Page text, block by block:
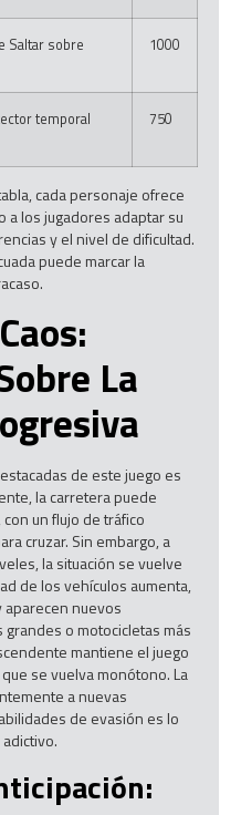
Saltar sobre
1000
temporal 750
cada personaje ofrece
a los jugadores adaptar su
y el nivel de dificultad.
puede marcar la
La
de este juego es
la carretera puede
un flujo de tráfico
cruzar. Sin embargo, a
la situación se vuelve
de los vehículos aumenta,
aparecen nuevos
o motocicletas más
mantiene el juego
se vuelva monótono. La
a nuevas
de evasión es lo